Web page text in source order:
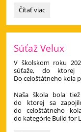
Súťaž
Čítať viac
Súťaž Velux
V školskom roku
súťaže, do ktorej
Do celoštátneho kola
Naša škola bola
do ktorej sa
do celoštátneho
do kategórie Build for